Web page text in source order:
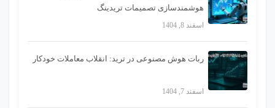
هوشمندسازی تصمیمات تریدینگ
اسفند 8, 1404
ربات هوش مصنوعی در ترید: انقلاب معاملات خودکار
اسفند 7, 1404